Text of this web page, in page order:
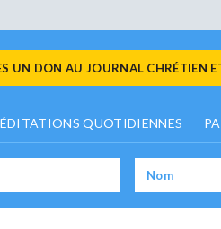
UN DON AU JOURNAL CHRÉTIEN
QUOTIDIENNES